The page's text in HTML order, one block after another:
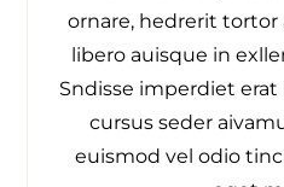
ornare, hedrerit
libero auisque in
Sndisse imperdiet
cursus seder
euismod vel odio